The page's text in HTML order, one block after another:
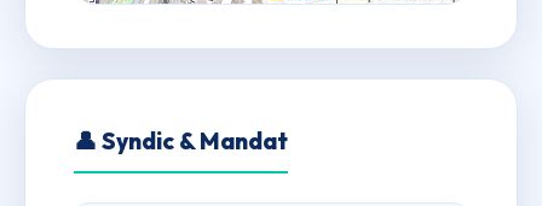
👤 Syndic & Mandat